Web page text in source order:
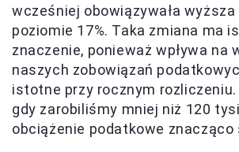
wcześniej obowiązywała
poziomie 17%. Taka zmiana ma
znaczenie, ponieważ wpływa na
naszych zobowiązań
istotne przy rocznym rozliczeniu.
gdy zarobiliśmy mniej niż 120
obciążenie podatkowe znacząco